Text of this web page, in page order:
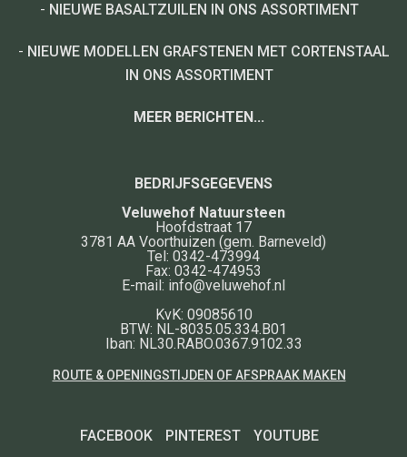
BEDRIJFSGEGEVENS
Veluwehof Natuursteen
Hoofdstraat 17
3781 AA Voorthuizen (gem. Barneveld)
Tel: 0342-473994
Fax: 0342-474953
E-mail: info@veluwehof.nl
KvK: 09085610
BTW: NL-8035.05.334.B01
Iban: NL30.RABO.0367.9102.33
ROUTE & OPENINGSTIJDEN OF AFSPRAAK MAKEN
- NIEUWE BASALTZUILEN IN ONS ASSORTIMENT
- NIEUWE MODELLEN GRAFSTENEN MET CORTENSTAAL
IN ONS ASSORTIMENT
MEER BERICHTEN...
FACEBOOK PINTEREST YOUTUBE